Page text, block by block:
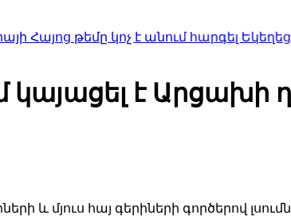
կոչ է անում հարգել Եկեղեցու
է Արցախի